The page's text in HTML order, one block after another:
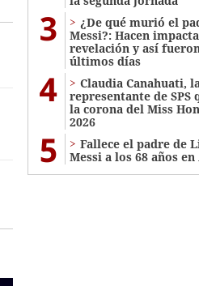
3
¿De qué murió el
Messi?: Hacen
revelación y así
últimos días
4
Claudia Canahuati, la
representante de SPS
la corona del Miss
2026
5
Fallece el padre de
Messi a los 68 años